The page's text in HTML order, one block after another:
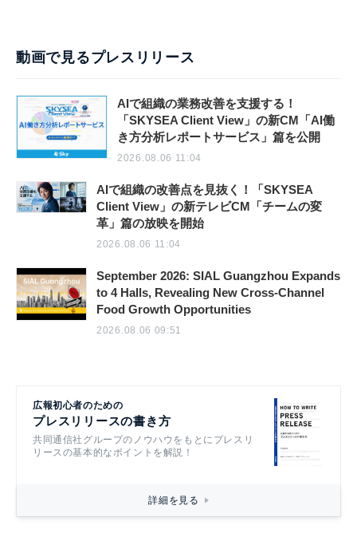
動画で見るプレスリリース
AIで組織の業務改善を支援する！
「SKYSEA Client View」の新CM「AI働
き方分析レポートサービス」篇を公開
2026.08.06 11:04
AIで組織の改善点を見抜く！「SKYSEA
Client View」の新テレビCM「チームの変
革」篇の放映を開始
2026.08.06 11:04
September 2026: SIAL Guangzhou Expands
to 4 Halls, Revealing New Cross-Channel
Food Growth Opportunities
2026.08.06 09:51
広報初心者のための
プレスリリースの書き方
共同通信社グループのノウハウをもとにプレスリ
リースの基本的なポイントを解説！
詳細を見る